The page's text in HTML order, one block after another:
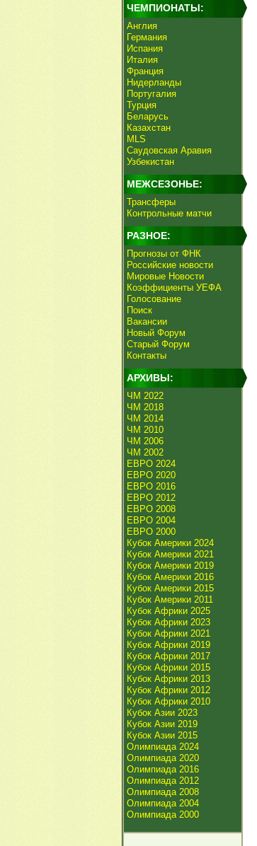
ЧЕМПИОНАТЫ:
Англия
Германия
Испания
Италия
Франция
Нидерланды
Португалия
Турция
Беларусь
Казахстан
MLS
Саудовская Аравия
Узбекистан
МЕЖСЕЗОНЬЕ:
Трансферы
Контрольные матчи
РАЗНОЕ:
Прогнозы от ФНК
Российские новости
Мировые Новости
Коэффициенты УЕФА
Голосование
Поиск
Вакансии
Новый Форум
Старый Форум
Контакты
АРХИВЫ:
ЧМ 2022
ЧМ 2018
ЧМ 2014
ЧМ 2010
ЧМ 2006
ЧМ 2002
ЕВРО 2024
ЕВРО 2020
ЕВРО 2016
ЕВРО 2012
ЕВРО 2008
ЕВРО 2004
ЕВРО 2000
Кубок Америки 2024
Кубок Америки 2021
Кубок Америки 2019
Кубок Америки 2016
Кубок Америки 2015
Кубок Америки 2011
Кубок Африки 2025
Кубок Африки 2023
Кубок Африки 2021
Кубок Африки 2019
Кубок Африки 2017
Кубок Африки 2015
Кубок Африки 2013
Кубок Африки 2012
Кубок Африки 2010
Кубок Азии 2023
Кубок Азии 2019
Кубок Азии 2015
Олимпиада 2024
Олимпиада 2020
Олимпиада 2016
Олимпиада 2012
Олимпиада 2008
Олимпиада 2004
Олимпиада 2000